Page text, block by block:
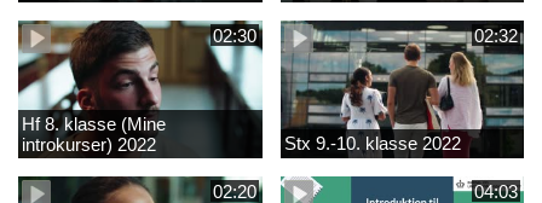
02:30
Hf 8. klasse (Mine
introkurser) 2022
02:32
Stx 9.-10. klasse 2022
02:20 04:03